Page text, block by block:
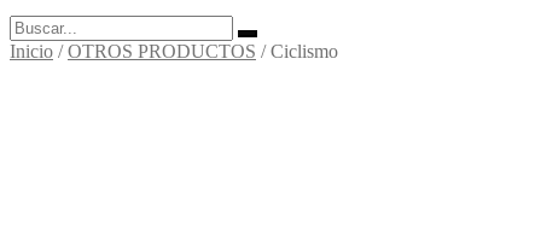
Inicio /OTROS PRODUCTOS /Ciclismo